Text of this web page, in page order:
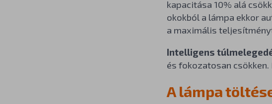
kapacitása 10% alá
okokból a lámpa ekkor
a maximális
Intelligens
és fokozatosan
A lámpa